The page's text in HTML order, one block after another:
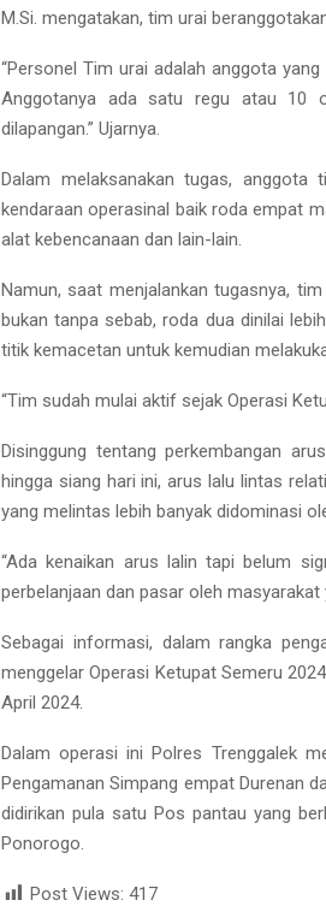
M.Si. mengatakan, tim urai
“Personel Tim urai adalah anggota
Anggotanya ada satu regu atau 10
dilapangan.” Ujarnya.
Dalam melaksanakan tugas, anggota
kendaraan operasinal baik roda empat
alat kebencanaan dan lain-lain.
Namun, saat menjalankan tugasnya,
bukan tanpa sebab, roda dua dinilai
titik kemacetan untuk kemudian
“Tim sudah mulai aktif sejak Operasi
Disinggung tentang perkembangan
hingga siang hari ini, arus lalu lintas
yang melintas lebih banyak didominasi
“Ada kenaikan arus lalin tapi belum
perbelanjaan dan pasar oleh masyarakat
Sebagai informasi, dalam rangka
menggelar Operasi Ketupat Semeru
April 2024.
Dalam operasi ini Polres Trenggalek
Pengamanan Simpang empat Durenan
didirikan pula satu Pos pantau yang
Ponorogo.
Post Views: 417